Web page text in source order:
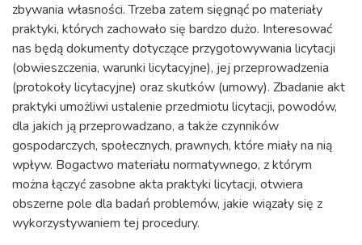
zbywania własności. Trzeba zatem sięgnąć po materiały
praktyki, których zachowało się bardzo dużo. Interesować
nas będą dokumenty dotyczące przygotowywania licytacji
(obwieszczenia, warunki licytacyjne), jej przeprowadzenia
(protokoły licytacyjne) oraz skutków (umowy). Zbadanie akt
praktyki umożliwi ustalenie przedmiotu licytacji, powodów,
dla jakich ją przeprowadzano, a także czynników
gospodarczych, społecznych, prawnych, które miały na nią
wpływ. Bogactwo materiału normatywnego, z którym
można łączyć zasobne akta praktyki licytacji, otwiera
obszerne pole dla badań problemów, jakie wiązały się z
wykorzystywaniem tej procedury.